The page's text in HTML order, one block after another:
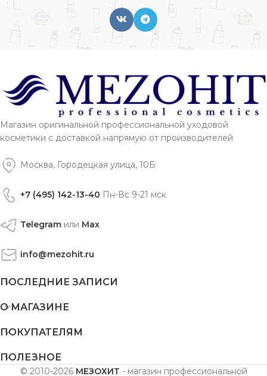
Магазин оригинальной профессиональной уходовой
косметики с доставкой напрямую от производителей
Москва, Городецкая улица, 10Б
+7 (495) 142-13-40 Пн-Вс 9-21 мск
Telegram или Max
info@mezohit.ru
ПОСЛЕДНИЕ ЗАПИСИ
О МАГАЗИНЕ
ПОКУПАТЕЛЯМ
ПОЛЕЗНОЕ
© 2010-2026 МЕЗОХИТ - магазин профессиональной